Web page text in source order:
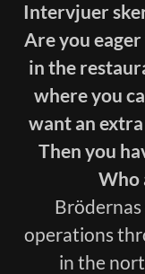
Intervjuer
Are you
in the
where you
want an
Then you
Who
operations
in the